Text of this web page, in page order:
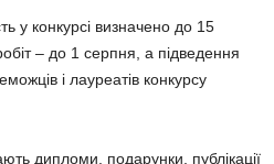
у конкурсі визначено до 15
– до 1 серпня, а підведення
і лауреатів конкурсу
дипломи, подарунки, публікації